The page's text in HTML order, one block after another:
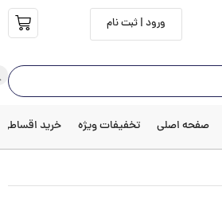
ورود | ثبت نام
صفحه اصلی تخفیفات ویژه خرید اقساطی